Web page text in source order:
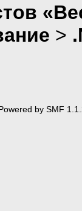
>
by SMF